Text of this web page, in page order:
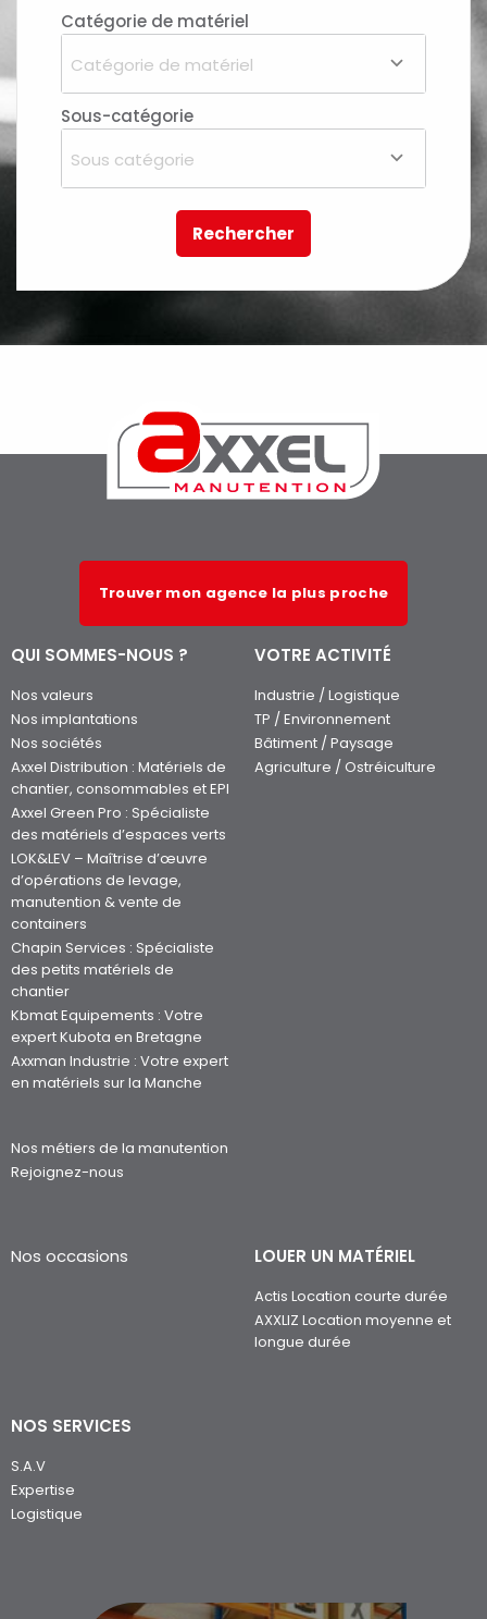
Catégorie de matériel
Catégorie de matériel
Sous-catégorie
Sous catégorie
Rechercher
Trouver mon agence la plus proche
QUI SOMMES-NOUS ?
Nos valeurs
Nos implantations
Nos sociétés
Axxel Distribution : Matériels de
chantier, consommables et EPI
Axxel Green Pro : Spécialiste
des matériels d’espaces verts
LOK&LEV – Maîtrise d’œuvre
d’opérations de levage,
manutention & vente de
containers
Chapin Services : Spécialiste
des petits matériels de
chantier
Kbmat Equipements : Votre
expert Kubota en Bretagne
Axxman Industrie : Votre expert
en matériels sur la Manche
Nos métiers de la manutention
Rejoignez-nous
VOTRE ACTIVITÉ
Industrie / Logistique
TP / Environnement
Bâtiment / Paysage
Agriculture / Ostréiculture
Nos occasions LOUER UN MATÉRIEL
Actis Location courte durée
AXXLIZ Location moyenne et
longue durée
NOS SERVICES
S.A.V
Expertise
Logistique